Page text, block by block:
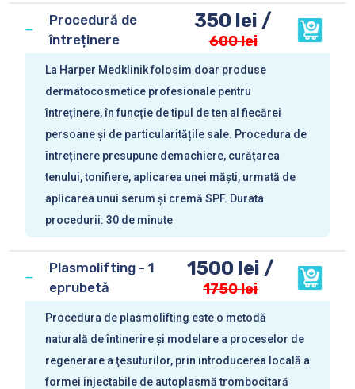
Procedură de
întreținere
350 lei /
600 lei
La Harper Medklinik folosim doar produse
dermatocosmetice profesionale pentru
întreținere, în funcție de tipul de ten al fiecărei
persoane și de particularitățile sale. Procedura de
întreținere presupune demachiere, curățarea
tenului, tonifiere, aplicarea unei măști, urmată de
aplicarea unui serum și cremă SPF. Durata
procedurii: 30 de minute
Plasmolifting - 1
eprubetă
1500 lei /
1750 lei
Procedura de plasmolifting este o metodă
naturală de întinerire şi modelare a proceselor de
regenerare a ţesuturilor, prin introducerea locală a
formei injectabile de autoplasmă trombocitară